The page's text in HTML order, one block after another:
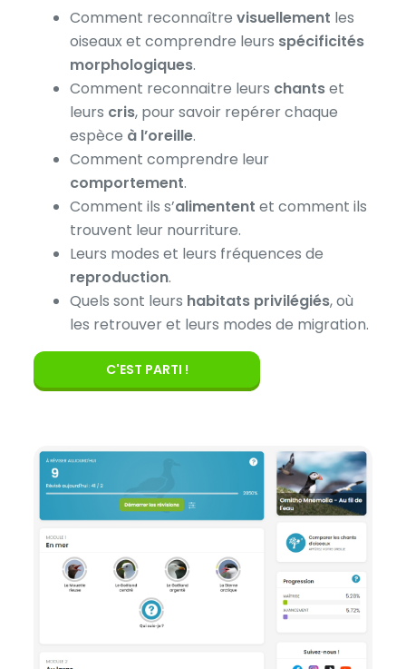
Comment reconnaîtrevisuellement les
oiseaux et comprendre leurs spécificités
morphologiques.
Comment reconnaitre leurs chantset
leurs cris, pour savoir repérer chaque
espèce à l’oreille.
Comment comprendre leur
comportement.
Comment ils s’alimentent et comment ils
trouvent leur nourriture.
Leurs modes et leurs fréquences de
reproduction.
Quels sont leurs habitats privilégiés, où
les retrouver et leurs modes de migration.
C'EST PARTI !